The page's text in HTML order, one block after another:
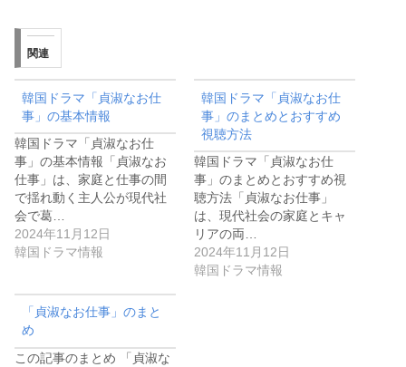
関連
韓国ドラマ「貞淑なお仕
事」の基本情報
韓国ドラマ「貞淑なお仕
事」の基本情報「貞淑なお
仕事」は、家庭と仕事の間
で揺れ動く主人公が現代社
会で葛…
2024年11月12日
韓国ドラマ情報
韓国ドラマ「貞淑なお仕
事」のまとめとおすすめ
視聴方法
韓国ドラマ「貞淑なお仕
事」のまとめとおすすめ視
聴方法「貞淑なお仕事」
は、現代社会の家庭とキャ
リアの両…
2024年11月12日
韓国ドラマ情報
「貞淑なお仕事」のまと
め
この記事のまとめ 「貞淑な